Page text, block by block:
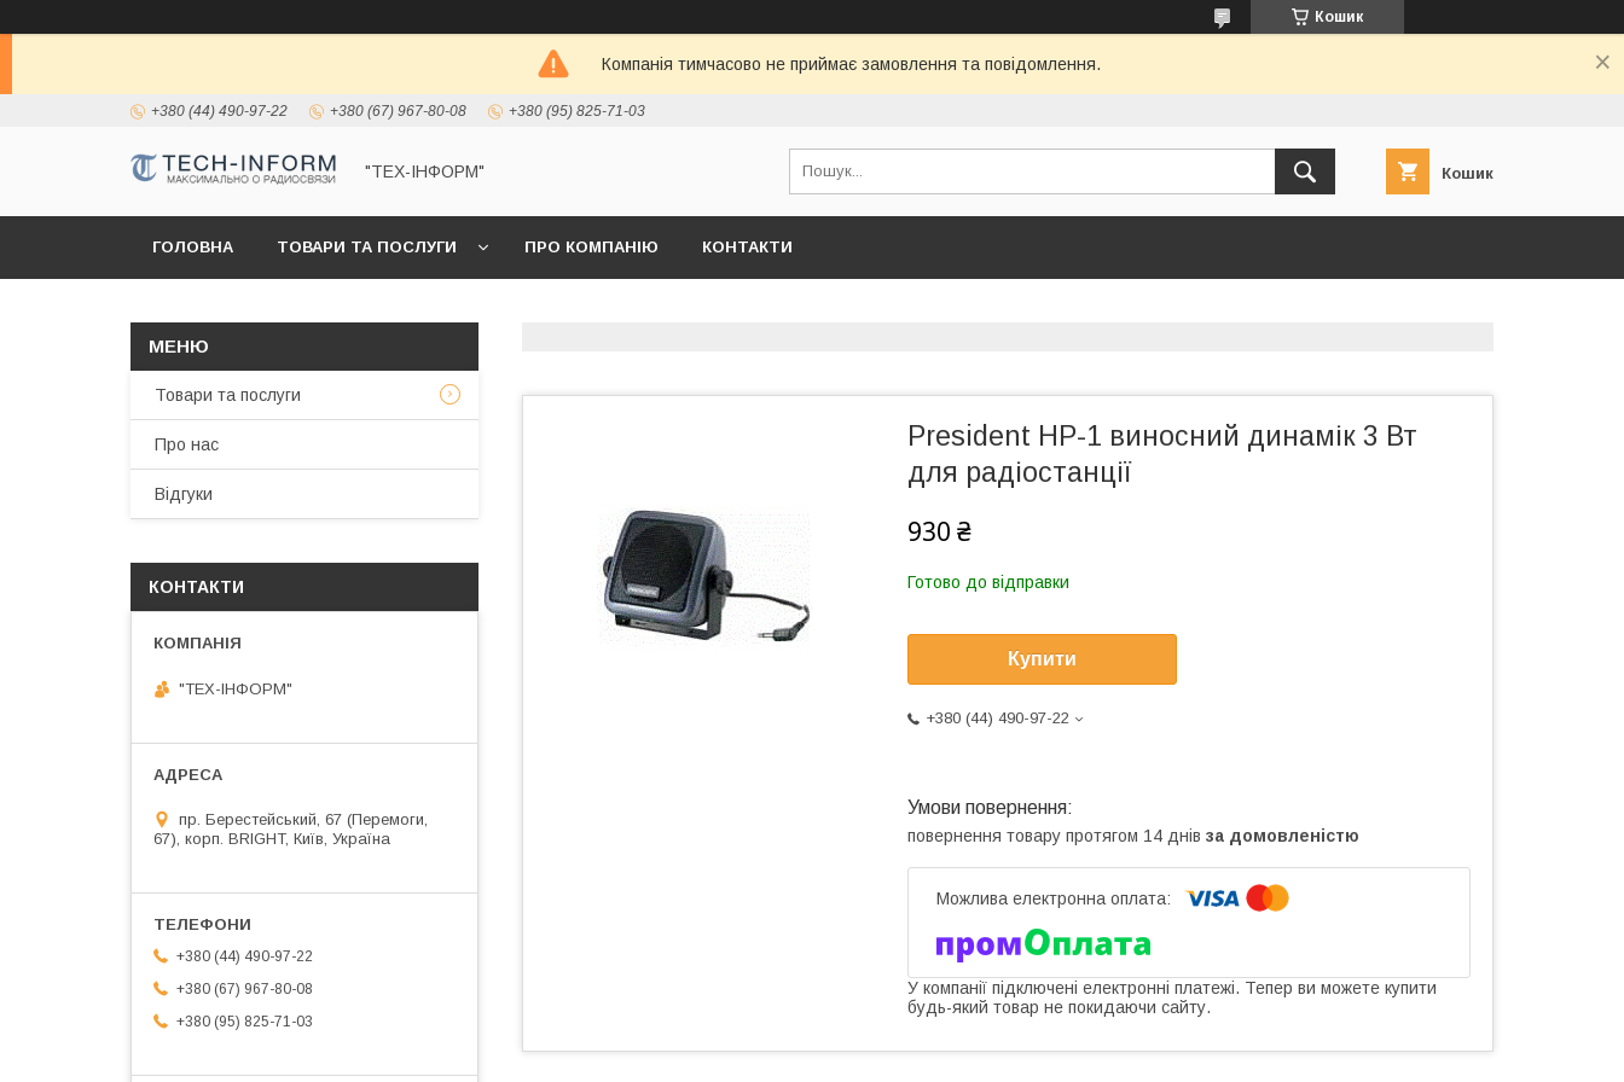
Кошик
Компанія тимчасово не приймає замовлення та повідомлення.
+380 (44) 490-97-22 +380 (67) 967-80-08 +380 (95) 825-71-03
"ТЕХ-ІНФОРМ" Кошик
ГОЛОВНА ТОВАРИ ТА ПОСЛУГИ ПРО КОМПАНІЮ КОНТАКТИ
President HP-1 виносний динамік 3 Вт
для радіостанції
930 ₴
Готово до відправки
Купити
+380 (44) 490-97-22
повернення товару протягом 14 днів за домовленістю
У компанії підключені електронні платежі. Тепер ви можете купити
будь-який товар не покидаючи сайту.
Товари та послуги
Про нас
Відгуки
КОНТАКТИ
"ТЕХ-ІНФОРМ"
пр. Берестейський, 67 (Перемоги,
67), корп. ВRIGHT, Київ, Україна
+380 (44) 490-97-22
+380 (67) 967-80-08
+380 (95) 825-71-03